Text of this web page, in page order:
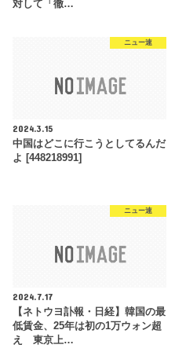
対して「徹…
ニュー速
2024.3.15
中国はどこに行こうとしてるんだ
よ [448218991]
ニュー速
2024.7.17
【ネトウヨ訃報・日経】韓国の最
低賃金、25年は初の1万ウォン超
え 東京上…